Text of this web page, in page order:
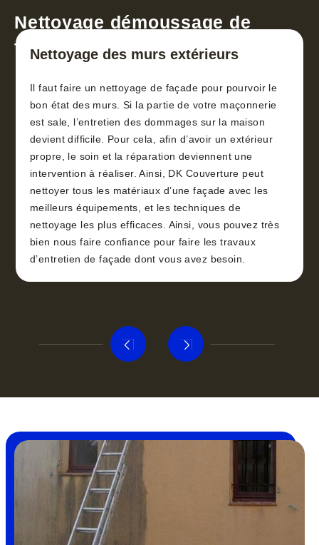
Nettoyage démoussage de
toiture 30
Nettoyage des murs extérieurs
Il faut faire un nettoyage de façade pour pourvoir le
bon état des murs. Si la partie de votre maçonnerie
est sale, l’entretien des dommages sur la maison
devient difficile. Pour cela, afin d’avoir un extérieur
propre, le soin et la réparation deviennent une
intervention à réaliser. Ainsi, DK Couverture peut
nettoyer tous les matériaux d’une façade avec les
meilleurs équipements, et les techniques de
nettoyage les plus efficaces. Ainsi, vous pouvez très
bien nous faire confiance pour faire les travaux
d’entretien de façade dont vous avez besoin.